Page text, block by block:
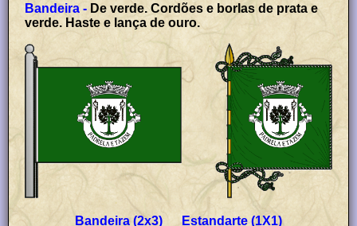
Bandeira - De verde. Cordões e borlas de prata e
verde. Haste e lança de ouro.
Bandeira (2x3) Estandarte (1X1)